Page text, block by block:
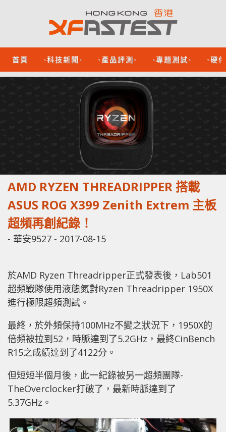
首頁 -科技新聞- -產品評測- -專題測試- -硬
AMD RYZEN THREADRIPPER 搭載
ASUS ROG X399 Zenith Extrem 主板
超頻再創紀錄！
- 華安9527 - 2017-08-15
於AMD Ryzen Threadripper正式發表後，Lab501
超頻戰隊使用液態氮對Ryzen Threadripper 1950X
進行極限超頻測試。
最終，於外頻保持100MHz不變之狀況下，1950X的
倍頻被拉到52，時脈達到了5.2GHz，最終CinBench
R15之成績達到了4122分。
但短短半個月後，此一紀錄被另一超頻團隊-
TheOverclocker打破了，最新時脈達到了
5.37GHz。